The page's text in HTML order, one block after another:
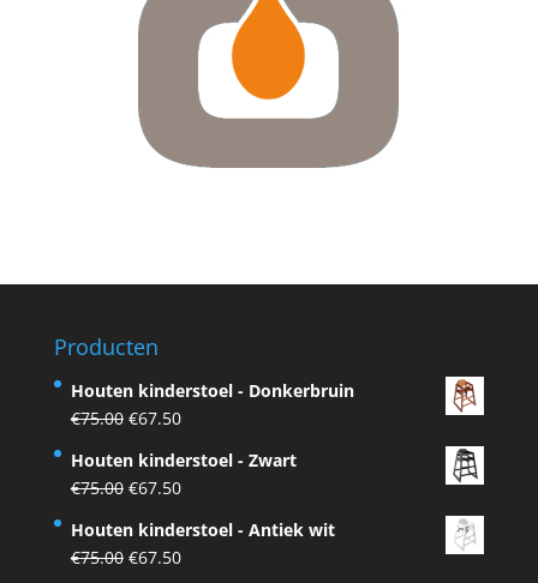
Producten
Houten kinderstoel - Donkerbruin
€75.00 Original
was:
€75.00.
€67.50Current
is:
€67.50.
Houten kinderstoel - Zwart
€75.00 Original
was:
€75.00.
€67.50Current
is:
€67.50.
Houten kinderstoel - Antiek wit
€75.00 Original
€67.50Current